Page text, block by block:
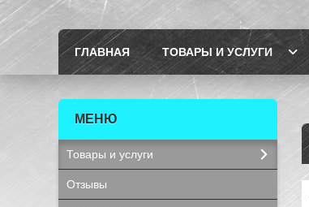
ГЛАВНАЯ ТОВАРЫ И УСЛУГИ
Товары и услуги
Отзывы